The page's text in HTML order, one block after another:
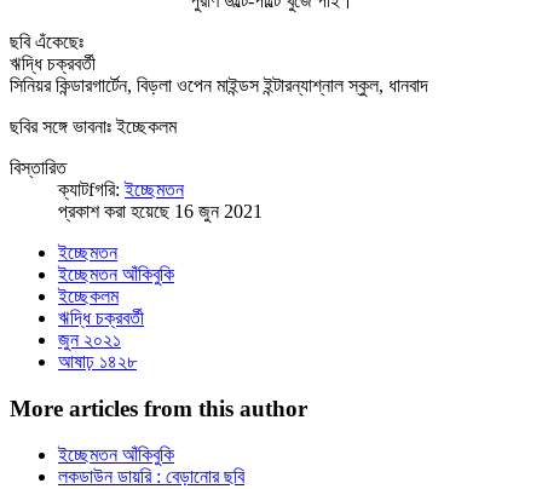
ছবি এঁকেছেঃ
ঋদ্ধি চক্রবর্তী
সিনিয়র কিন্ডারগার্টেন, বিড়লা ওপেন মাইন্ডস ইন্টারন্যাশ্‌নাল স্কুল, ধানবাদ
ছবির সঙ্গে ভাবনাঃ ইচ্ছেকলম
বিস্তারিত
ক্যাটfগরি:ইচ্ছেমতন
প্রকাশ করা হয়েছে 16 জুন 2021
ইচ্ছেমতন
ইচ্ছেমতন আঁকিবুকি
ইচ্ছেকলম
ঋদ্ধি চক্রবর্তী
জুন ২০২১
আষাঢ় ১৪২৮
More articles from this author
ইচ্ছেমতন আঁকিবুকি
লকডাউন ডায়রি : বেড়ানোর ছবি